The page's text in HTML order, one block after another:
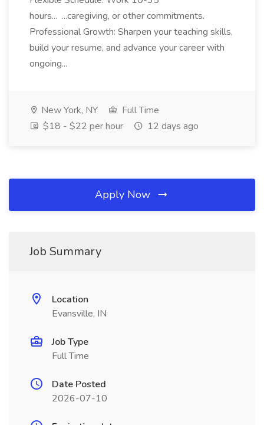
hours... ...caregiving, or other commitments.
Professional Growth: Sharpen your teaching skills,
build your resume, and advance your career with
ongoing...
New York, NY
Full Time
$18 - $22 per hour
12 days ago
Apply Now
Job Summary
Location
Evansville, IN
Job Type
Full Time
Date Posted
2026-07-10